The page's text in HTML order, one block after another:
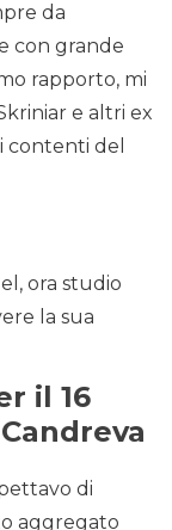
da
con grande
rapporto, mi
e altri ex
contenti del
ora studio
la sua
il 16
di
aggregato